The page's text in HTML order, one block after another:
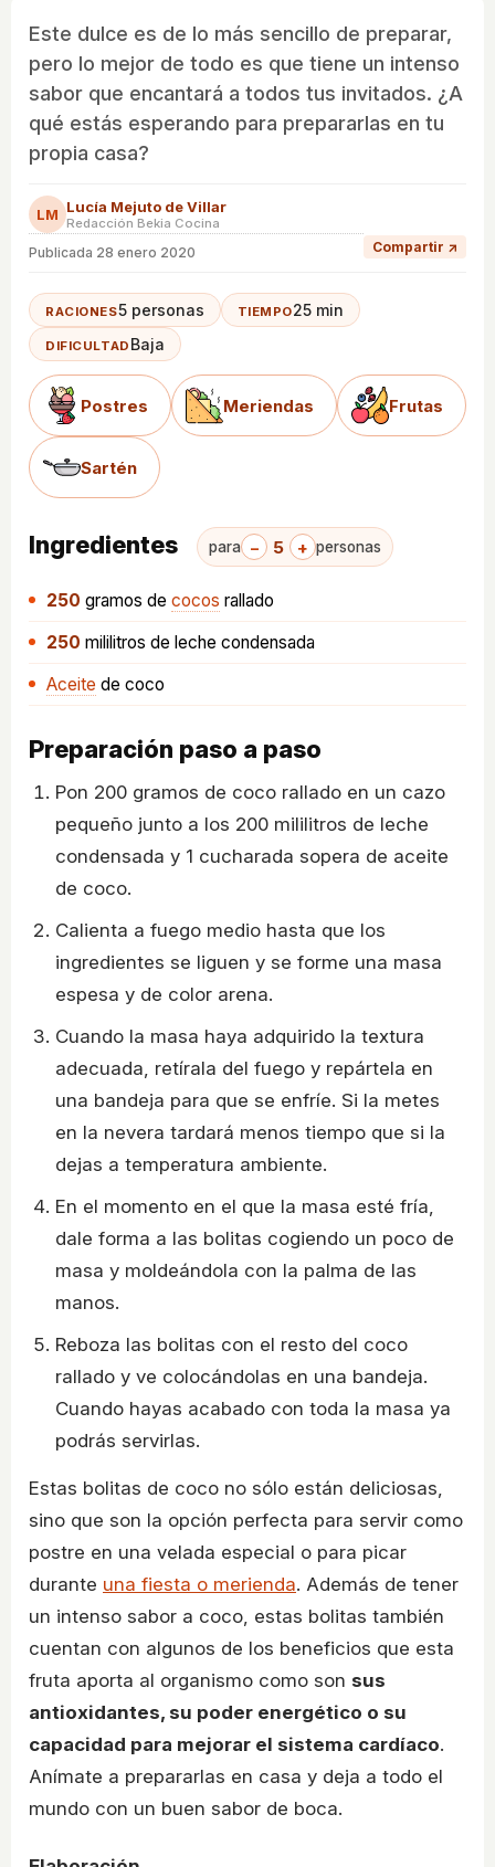
Este dulce es de lo más sencillo de preparar,
pero lo mejor de todo es que tiene un intenso
sabor que encantará a todos tus invitados. ¿A
qué estás esperando para prepararlas en tu
propia casa?
LM Lucía Mejuto de Villar
Redacción Bekia Cocina
Publicada 28 enero 2020 Compartir ↗
RACIONES5 personas TIEMPO25 min
DIFICULTAD Baja
Postres Meriendas Frutas
Sartén
Ingredientes para − 5 + personas
250 gramos de cocos rallado
250 mililitros de leche condensada
Aceite de coco
Preparación paso a paso
Pon 200 gramos de coco rallado en un cazo
pequeño junto a los 200 mililitros de leche
condensada y 1 cucharada sopera de aceite
de coco.
Calienta a fuego medio hasta que los
ingredientes se liguen y se forme una masa
espesa y de color arena.
Cuando la masa haya adquirido la textura
adecuada, retírala del fuego y repártela en
una bandeja para que se enfríe. Si la metes
en la nevera tardará menos tiempo que si la
dejas a temperatura ambiente.
En el momento en el que la masa esté fría,
dale forma a las bolitas cogiendo un poco de
masa y moldeándola con la palma de las
manos.
Reboza las bolitas con el resto del coco
rallado y ve colocándolas en una bandeja.
Cuando hayas acabado con toda la masa ya
podrás servirlas.
Estas bolitas de coco no sólo están deliciosas,
sino que son la opción perfecta para servir como
postre en una velada especial o para picar
durante una fiesta o merienda. Además de tener
un intenso sabor a coco, estas bolitas también
cuentan con algunos de los beneficios que esta
fruta aporta al organismo como son sus
antioxidantes, su poder energético o su
capacidad para mejorar el sistema cardíaco.
Anímate a prepararlas en casa y deja a todo el
mundo con un buen sabor de boca.